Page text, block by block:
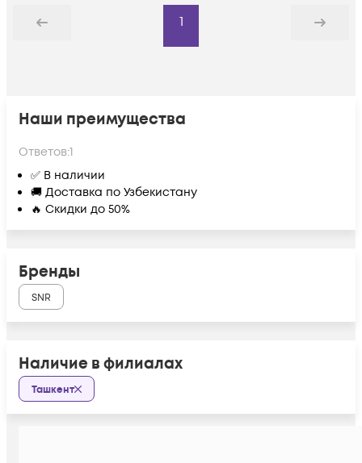
Назад
1
Дальше
Наши преимущества
Ответов:1
✅ В наличии
🚚 Доставка по Узбекистану
🔥 Скидки до 50%
Бренды
SNR
Наличие в филиалах
Ташкент